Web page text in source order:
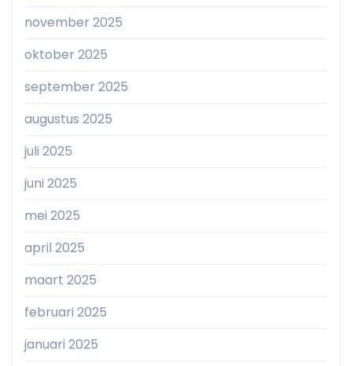
november 2025
oktober 2025
september 2025
augustus 2025
juli 2025
juni 2025
mei 2025
april 2025
maart 2025
februari 2025
januari 2025